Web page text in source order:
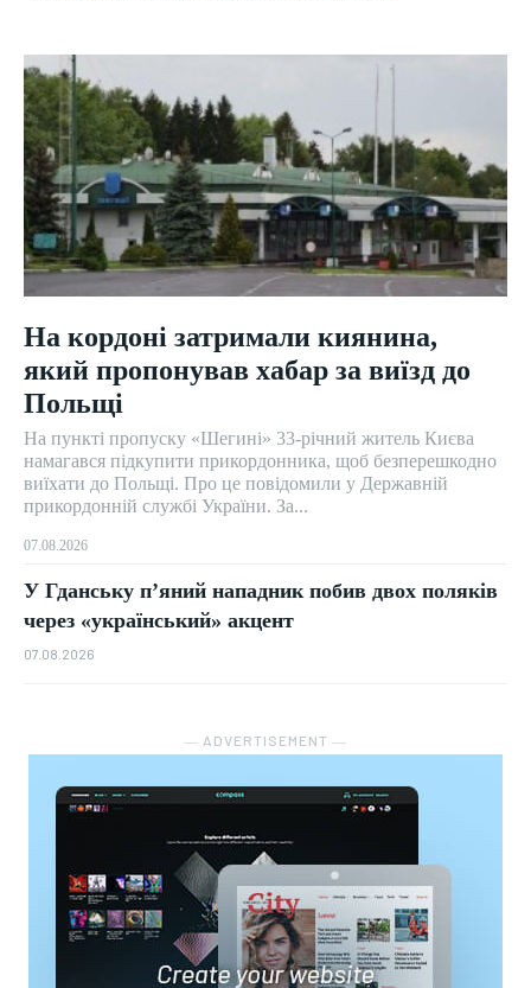
На кордоні затримали киянина,
який пропонував хабар за виїзд до
Польщі
На пункті пропуску «Шегині» 33-річний житель Києва
намагався підкупити прикордонника, щоб безперешкодно
виїхати до Польщі. Про це повідомили у Державній
прикордонній службі України. За...
07.08.2026
У Гданську п’яний нападник побив двох поляків
через «український» акцент
07.08.2026
― ADVERTISEMENT ―